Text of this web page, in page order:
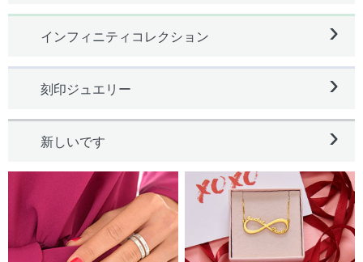
インフィニティコレクション ›
刻印ジュエリー ›
新しいです ›